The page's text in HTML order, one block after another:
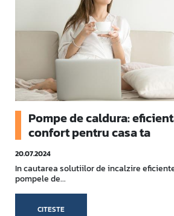
Pompe de caldura:
confort pentru casa ta
20.07.2024
In cautarea solutiilor de incalzire
pompele de...
CITESTE